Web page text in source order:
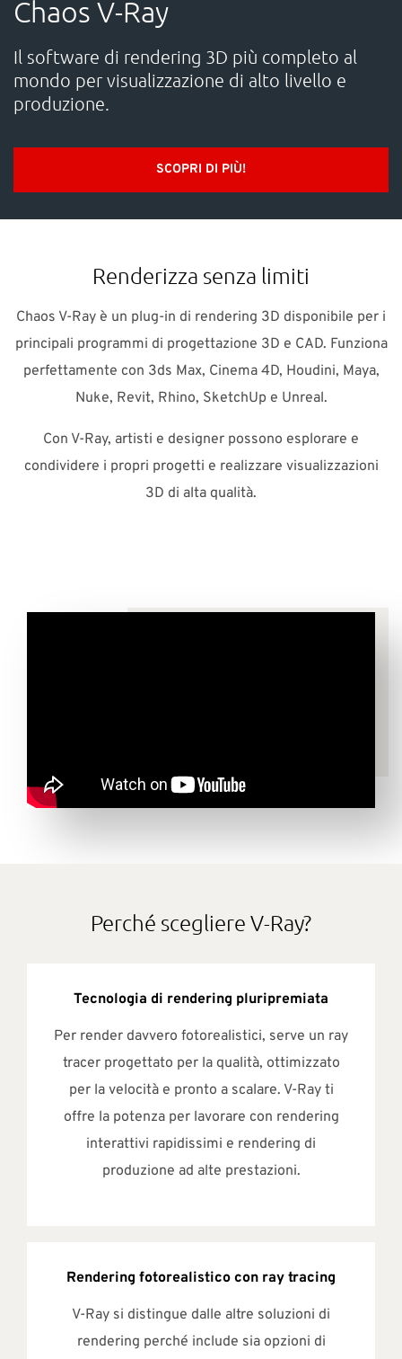
SUPPORTO
Contatta NTI Italy
Italia NTI Group Brasil Danmark Deutschland
Sverige UK
Chaos V-Ray
Il software di rendering 3D più completo al
mondo per visualizzazione di alto livello e
produzione.
SCOPRI DI PIÙ!
Renderizza senza limiti
Chaos V-Ray è un plug-in di rendering 3D disponibile per i
principali programmi di progettazione 3D e CAD. Funziona
perfettamente con 3ds Max, Cinema 4D, Houdini, Maya,
Nuke, Revit, Rhino, SketchUp e Unreal.
Con V-Ray, artisti e designer possono esplorare e
condividere i propri progetti e realizzare visualizzazioni
3D di alta qualità.
Perché scegliere V-Ray?
Tecnologia di rendering pluripremiata
Per render davvero fotorealistici, serve un ray
tracer progettato per la qualità, ottimizzato
per la velocità e pronto a scalare. V-Ray ti
offre la potenza per lavorare con rendering
interattivi rapidissimi e rendering di
produzione ad alte prestazioni.
Rendering fotorealistico con ray tracing
V-Ray si distingue dalle altre soluzioni di
rendering perché include sia opzioni di